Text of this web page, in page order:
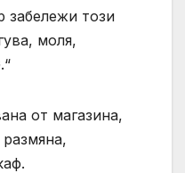
забележи този
моля,
от магазина,